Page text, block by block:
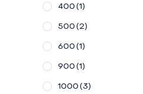
400 (1)
500 (2)
600 (1)
900 (1)
1000 (3)